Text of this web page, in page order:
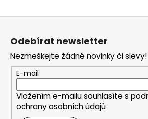
Z
Odebírat newsletter
Nezmeškejte žádné novinky či slevy!
E-mail
Vložením e-mailu souhlasíte s
ochrany osobních údajů